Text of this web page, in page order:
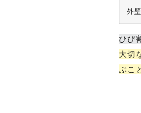
外
ひび
大切
ぶこ